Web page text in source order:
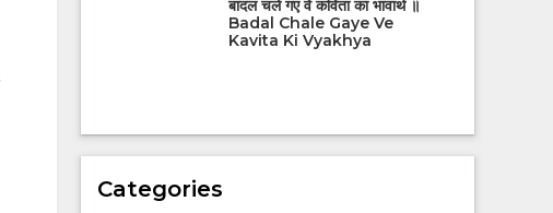
बादल चले गए वे कविता का भावार्थ ॥
Badal Chale Gaye Ve
Kavita Ki Vyakhya
Categories